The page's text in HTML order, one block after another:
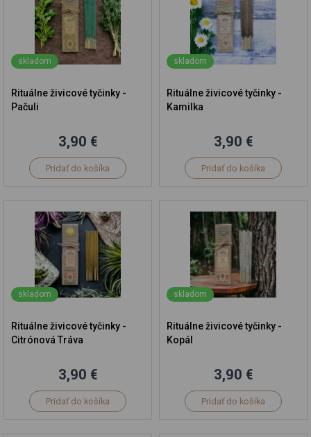
skladom
Rituálne živicové tyčinky -
Pačuli
3,90 €
Pridať do košíka
skladom
Rituálne živicové tyčinky -
Kamilka
3,90 €
Pridať do košíka
skladom
Rituálne živicové tyčinky -
Citrónová Tráva
3,90 €
Pridať do košíka
skladom
Rituálne živicové tyčinky -
Kopál
3,90 €
Pridať do košíka